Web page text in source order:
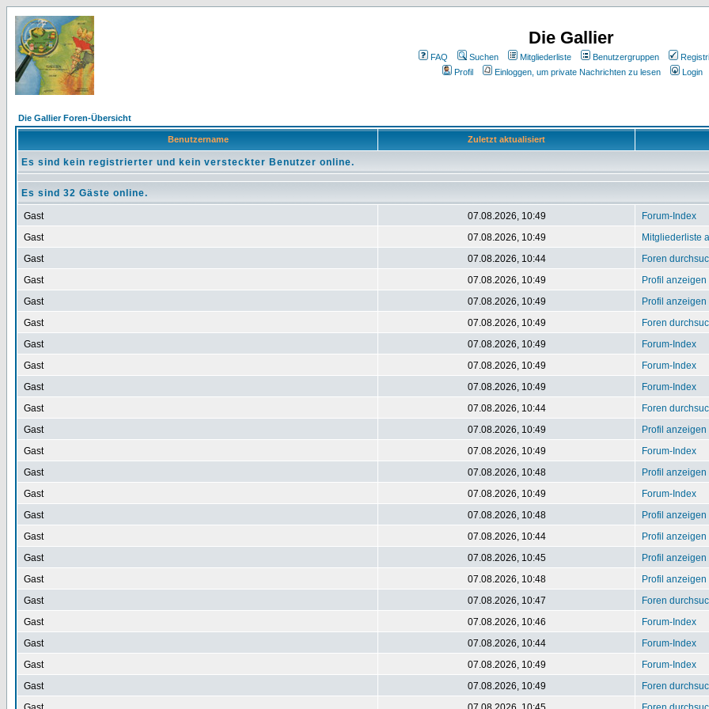
Die Gallier
FAQ Suchen Mitgliederliste Benutzergruppen
Profil
Einloggen, um private Nachrichten zu lesen Login
Die Gallier Foren-Übersicht
Benutzername Zuletzt aktualisiert
Es sind kein registrierter und kein versteckter Benutzer online.
Es sind 32 Gäste online.
Gast 07.08.2026, 10:49
Forum-Index
Gast
07.08.2026, 10:49
Mitgliederliste
Gast
07.08.2026, 10:44
Foren
Gast
07.08.2026, 10:49
Profil anzeigen
Gast
07.08.2026, 10:49
Profil anzeigen
Gast
07.08.2026, 10:49
Foren
Gast
07.08.2026, 10:49
Forum-Index
Gast
07.08.2026, 10:49
Forum-Index
Gast
07.08.2026, 10:49
Forum-Index
Gast
07.08.2026, 10:44
Foren
Gast
07.08.2026, 10:49
Profil anzeigen
Gast
07.08.2026, 10:49
Forum-Index
Gast
07.08.2026, 10:48
Profil anzeigen
Gast
07.08.2026, 10:49
Forum-Index
Gast
07.08.2026, 10:48
Profil anzeigen
Gast
07.08.2026, 10:44
Profil anzeigen
Gast
07.08.2026, 10:45
Profil anzeigen
Gast
07.08.2026, 10:48
Profil anzeigen
Gast
07.08.2026, 10:47
Foren
Gast
07.08.2026, 10:46
Forum-Index
Gast
07.08.2026, 10:44
Forum-Index
Gast
07.08.2026, 10:49
Forum-Index
Gast
07.08.2026, 10:49
Foren